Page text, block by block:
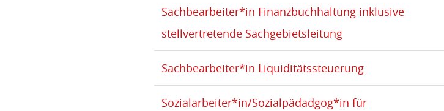
Sachbearbeiter*in Finanzbuchhaltung inklusive
stellvertretende Sachgebietsleitung
Sachbearbeiter*in Liquiditätssteuerung
Sozialarbeiter*in/Sozialpädadgog*in für